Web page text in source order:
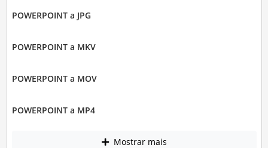
POWERPOINT a JPG
POWERPOINT a MKV
POWERPOINT a MOV
POWERPOINT a MP4
Mostrar mais